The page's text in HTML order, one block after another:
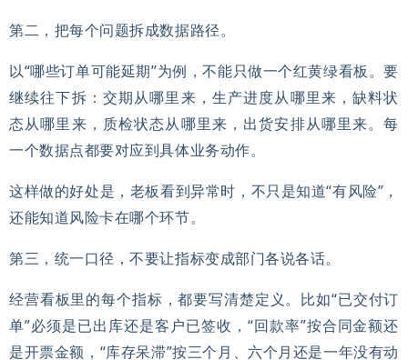
第二，把每个问题拆成数据路径。
以“哪些订单可能延期”为例，不能只做一个红黄绿看板。要
继续往下拆：交期从哪里来，生产进度从哪里来，缺料状
态从哪里来，质检状态从哪里来，出货安排从哪里来。每
一个数据点都要对应到具体业务动作。
这样做的好处是，老板看到异常时，不只是知道“有风险”，
还能知道风险卡在哪个环节。
第三，统一口径，不要让指标变成部门各说各话。
经营看板里的每个指标，都要写清楚定义。比如“已交付订
单”必须是已出库还是客户已签收，“回款率”按合同金额还
是开票金额，“库存呆滞”按三个月、六个月还是一年没有动